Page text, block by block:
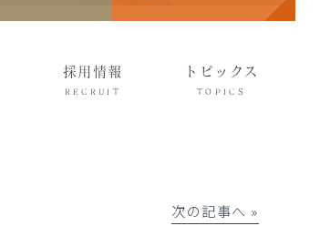
採用情報
RECRUIT
トピックス
TOPICS
次の記事へ »